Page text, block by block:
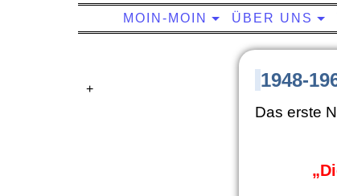
MOIN-MOIN ÜBER UNS
1948-
Das erste
+